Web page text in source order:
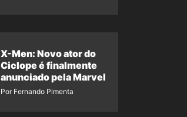
X-Men: Novo ator do
Ciclope é finalmente
anunciado pela Marvel
Por Fernando Pimenta